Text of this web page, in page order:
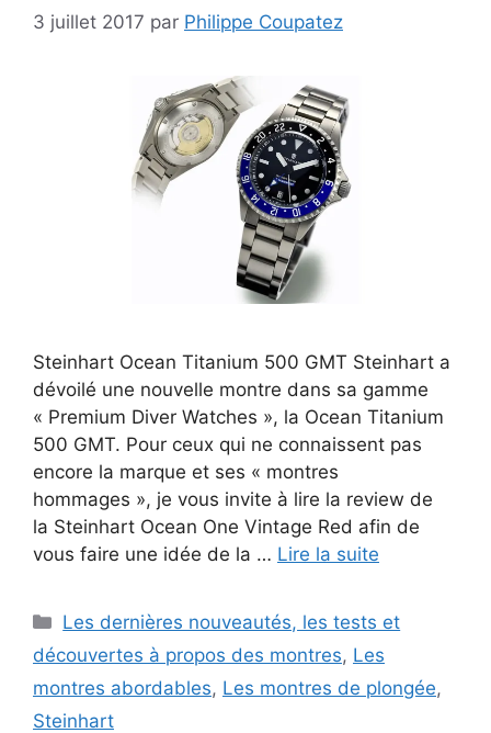
3 juillet 2017 par Philippe Coupatez
Steinhart Ocean Titanium 500 GMT Steinhart a
dévoilé une nouvelle montre dans sa gamme
« Premium Diver Watches », la Ocean Titanium
500 GMT. Pour ceux qui ne connaissent pas
encore la marque et ses « montres
hommages », je vous invite à lire la review de
la Steinhart Ocean One Vintage Red afin de
vous faire une idée de la … Lire la suite
Catégories
Les dernières nouveautés, les tests et
découvertes à propos des montres, Les
montres abordables, Les montres de plongée,
Steinhart